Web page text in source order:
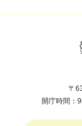
〒
開庁時間：